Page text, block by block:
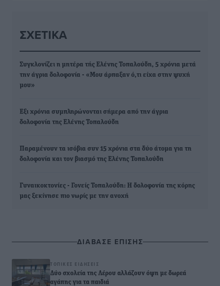
ΣΧΕΤΙΚΆ
Συγκλονίζει η μητέρα τής Ελένης Τοπαλούδη, 5 χρόνια μετά
την άγρια δολοφονία - «Μου άρπαξαν ό,τι είχα στην ψυχή
μου»
Εξι χρόνια συμπληρώνονται σήμερα από την άγρια
δολοφονία της Ελένης Τοπαλούδη
Παραμένουν τα ισόβια συν 15 χρόνια στα δύο άτομα για τη
δολοφονία και τον βιασμό της Ελένης Τοπαλούδη
Γυναικοκτονίες - Γονείς Τοπαλούδη: Η δολοφονία της κόρης
μας ξεκίνησε πιο νωρίς με την ανοχή
ΔΙΑΒΑΣΕ ΕΠΙΣΗΣ
ΤΟΠΙΚΈΣ ΕΙΔΉΣΕΙΣ
Δύο σχολεία της Λέρου αλλάζουν όψη με δωρεά
αγάπης για τα παιδιά